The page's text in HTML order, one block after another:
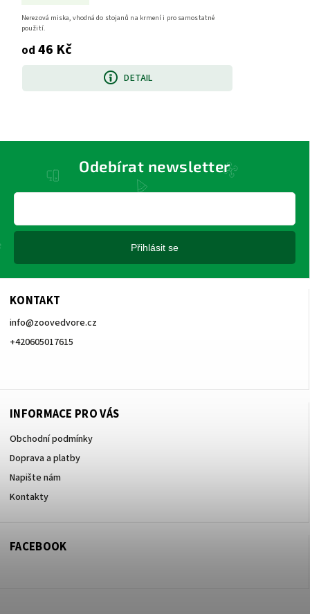
od 46 Kč
DETAIL
Nerezová miska, vhodná do stojanů na krmení i pro samostatné
použití.
KONTAKT
info@zoovedvore.cz
+420605017615
INFORMACE PRO VÁS
Obchodní podmínky
Doprava a platby
Napište nám
Kontakty
Odebírat newsletter
Přihlásit se
FACEBOOK